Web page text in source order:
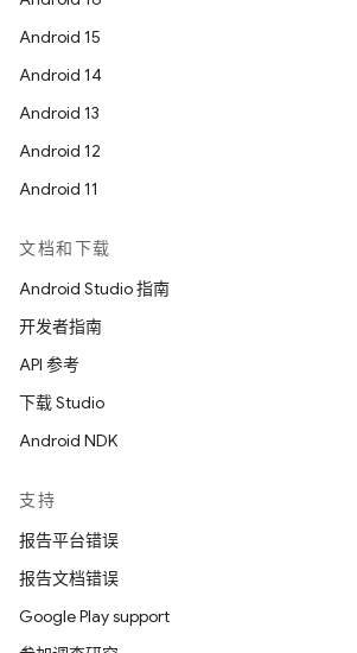
Android 15
Android 14
Android 13
Android 12
Android 11
文档和下载
Android Studio 指南
开发者指南
API 参考
下载 Studio
Android NDK
支持
报告平台错误
报告文档错误
Google Play support